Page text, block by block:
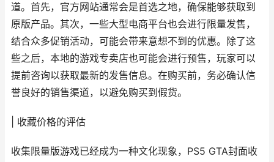
道。首先，官方网站通常会是首选之地，确保能够获取到
原版产品。其次，一些大型电商平台也会进行限量发售，
结合众多促销活动，可能会带来意想不到的优惠。除了这
些之后，本地的游戏专卖店也可能会进行预售，玩家可以
提前咨询以获取最新的发售信息。在购买前，务必确认信
誉良好的销售渠道，以避免购买到假货。
| 收藏价格的评估
收集限量版游戏已经成为一种文化现象，PS5 GTA封面收